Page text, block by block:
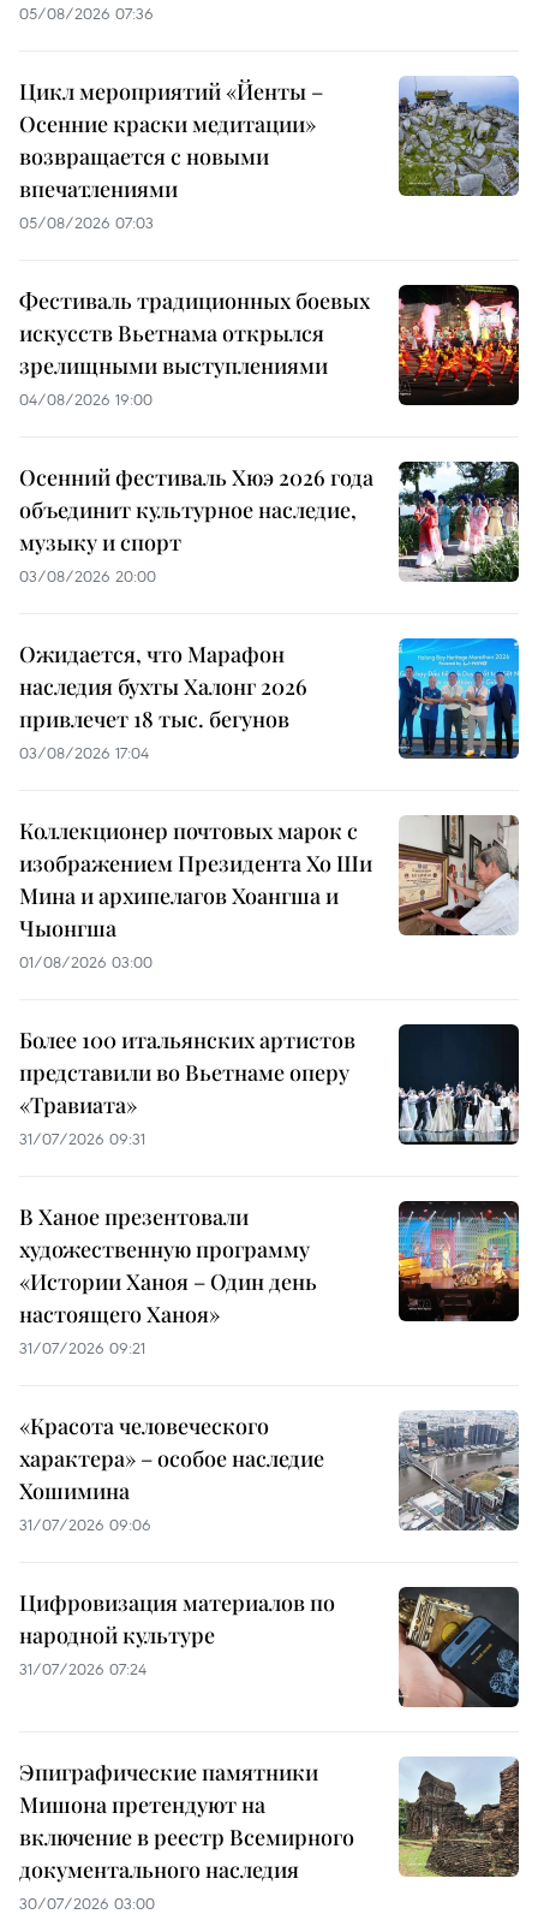
05/08/2026 07:36
Цикл мероприятий «Йенты –
Осенние краски медитации»
возвращается с новыми
впечатлениями
05/08/2026 07:03
Фестиваль традиционных боевых
искусств Вьетнама открылся
зрелищными выступлениями
04/08/2026 19:00
Осенний фестиваль Хюэ 2026 года
объединит культурное наследие,
музыку и спорт
03/08/2026 20:00
Ожидается, что Марафон
наследия бухты Халонг 2026
привлечет 18 тыс. бегунов
03/08/2026 17:04
Коллекционер почтовых марок с
изображением Президента Хо Ши
Мина и архипелагов Хоангша и
Чыонгша
01/08/2026 03:00
Более 100 итальянских артистов
представили во Вьетнаме оперу
«Травиата»
31/07/2026 09:31
В Ханое презентовали
художественную программу
«Истории Ханоя – Один день
настоящего Ханоя»
31/07/2026 09:21
«Красота человеческого
характера» – особое наследие
Хошимина
31/07/2026 09:06
Цифровизация материалов по
народной культуре
31/07/2026 07:24
Эпиграфические памятники
Мишона претендуют на
включение в реестр Всемирного
документального наследия
30/07/2026 03:00